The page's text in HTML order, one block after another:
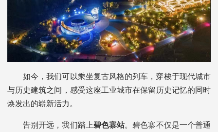
如今，我们可以乘坐复古风格的列车，穿梭于现代城市
与历史建筑之间，感受这座工业城市在保留历史记忆的同时
焕发出的崭新活力。
告别开远，我们踏上碧色寨站。碧色寨不仅是一个普通